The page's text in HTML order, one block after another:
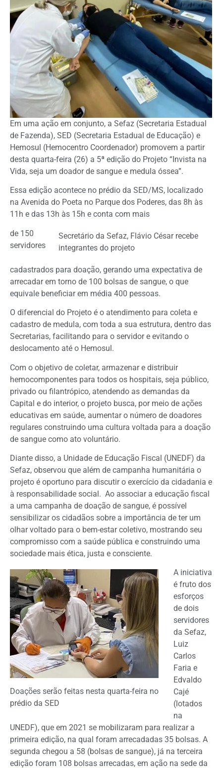
Em uma ação em conjunto, a Sefaz (Secretaria Estadual
de Fazenda), SED (Secretaria Estadual de Educação) e
Hemosul (Hemocentro Coordenador) promovem a partir
desta quarta-feira (26) a 5ª edição do Projeto “Invista na
Vida, seja um doador de sangue e medula óssea”.
Essa edição acontece no prédio da SED/MS, localizado
na Avenida do Poeta no Parque dos Poderes, das 8h às
11h e das 13h às 15h e conta com mais
Secretário da Sefaz, Flávio César recebe
integrantes do projeto
de 150
servidores
cadastrados para doação, gerando uma expectativa de
arrecadar em torno de 100 bolsas de sangue, o que
equivale beneficiar em média 400 pessoas.
O diferencial do Projeto é o atendimento para coleta e
cadastro de medula, com toda a sua estrutura, dentro das
Secretarias, facilitando para o servidor e evitando o
deslocamento até o Hemosul.
Com o objetivo de coletar, armazenar e distribuir
hemocomponentes para todos os hospitais, seja público,
privado ou filantrópico, atendendo as demandas da
Capital e do interior, o projeto busca, por meio de ações
educativas em saúde, aumentar o número de doadores
regulares construindo uma cultura voltada para a doação
de sangue como ato voluntário.
Diante disso, a Unidade de Educação Fiscal (UNEDF) da
Sefaz, observou que além de campanha humanitária o
projeto é oportuno para discutir o exercício da cidadania e
à responsabilidade social. Ao associar a educação fiscal
a uma campanha de doação de sangue, é possível
sensibilizar os cidadãos sobre a importância de ter um
olhar voltado para o bem-estar coletivo, mostrando seu
compromisso com a saúde pública e construindo uma
sociedade mais ética, justa e consciente.
Doações serão feitas nesta quarta-feira no
prédio da SED
A iniciativa
é fruto dos
esforços
de dois
servidores
da Sefaz,
Luiz
Carlos
Faria e
Edvaldo
Cajé
(lotados
na
UNEDF), que em 2021 se mobilizaram para realizar a
primeira edição, na qual foram arrecadadas 35 bolsas. A
segunda chegou a 58 (bolsas de sangue), já na terceira
edição foram 108 bolsas arrecadas, em ação na sede da